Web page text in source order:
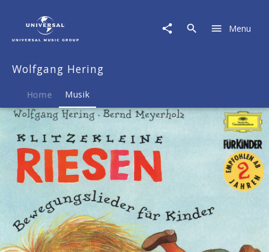
Musik
Klitzekleine
Menu
Wolfgang Hering
Home Musik